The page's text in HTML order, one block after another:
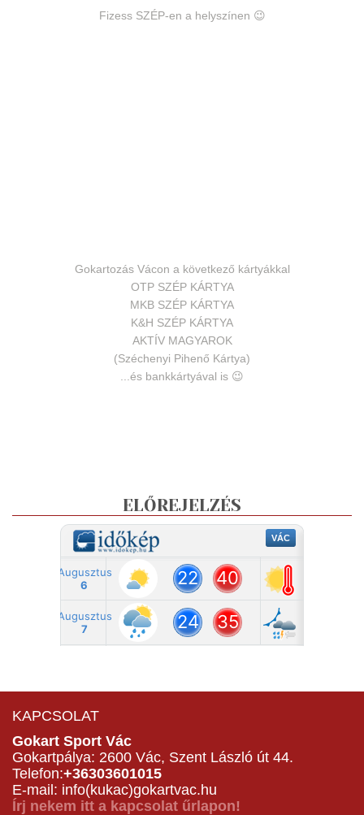
Fizess SZÉP-en a helyszínen 😉
Gokartozás Vácon a következő kártyákkal
OTP SZÉP KÁRTYA
MKB SZÉP KÁRTYA
K&H SZÉP KÁRTYA
AKTÍV MAGYAROK
(Széchenyi Pihenő Kártya)
...és bankkártyával is 😉
ELŐREJELZÉS
KAPCSOLAT
Gokart Sport Vác
Gokartpálya: 2600 Vác, Szent László út 44.
Telefon:+36303601015
E-mail: info(kukac)gokartvac.hu
Írj nekem itt a kapcsolat űrlapon!